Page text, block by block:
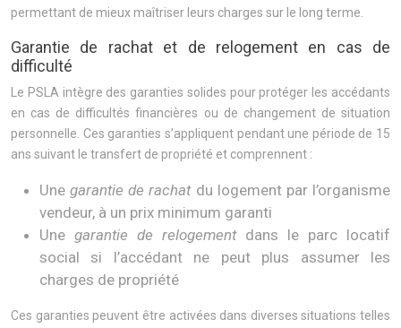
permettant de mieux maîtriser leurs charges sur le long terme.
Garantie de rachat et de relogement en cas de
difficulté
Le PSLA intègre des garanties solides pour protéger les accédants
en cas de difficultés financières ou de changement de situation
personnelle. Ces garanties s’appliquent pendant une période de 15
ans suivant le transfert de propriété et comprennent :
Unegarantie de rachat du logement par l’organisme
vendeur, à un prix minimum garanti
Une garantie de relogement dans le parc locatif
social si l’accédant ne peut plus assumer les
charges de propriété
Ces garanties peuvent être activées dans diverses situations telles